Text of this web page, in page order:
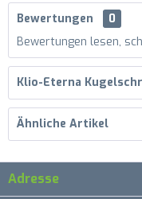
Bewertungen
0
Bewertungen lesen,
Klio-Eterna
Ähnliche Artikel
Adresse